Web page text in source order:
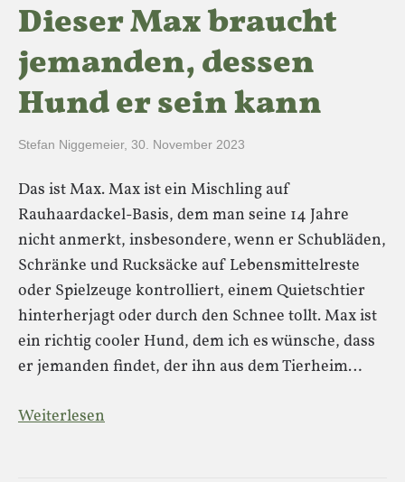
Dieser Max braucht
jemanden, dessen
Hund er sein kann
Stefan Niggemeier, 30. November 2023
Das ist Max. Max ist ein Mischling auf
Rauhaardackel-Basis, dem man seine 14 Jahre
nicht anmerkt, insbesondere, wenn er Schubläden,
Schränke und Rucksäcke auf Lebensmittelreste
oder Spielzeuge kontrolliert, einem Quietschtier
hinterherjagt oder durch den Schnee tollt. Max ist
ein richtig cooler Hund, dem ich es wünsche, dass
er jemanden findet, der ihn aus dem Tierheim…
Weiterlesen